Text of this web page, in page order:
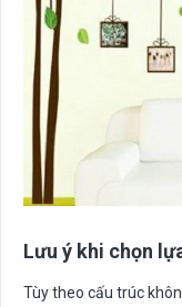
Lưu ý khi chọn
Tùy theo cấu trúc